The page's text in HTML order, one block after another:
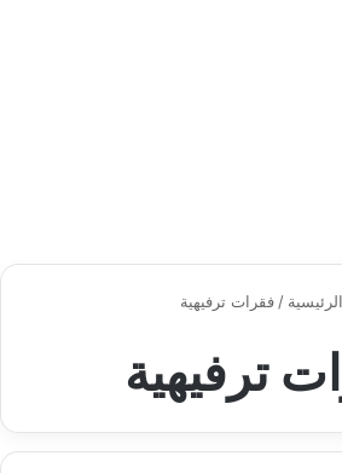
الرئيسية / فقرات ترفيهية
ترفيهية